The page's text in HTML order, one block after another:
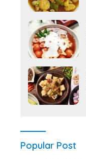
Popular Post